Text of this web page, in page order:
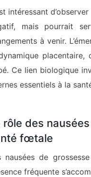
intéressant
mais pourrait
à venir.
placentaire,
Ce lien biologique
essentiels à la
rôle des
fœtale
nausées de
fréquente